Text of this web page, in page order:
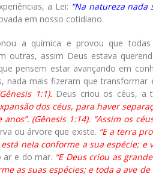
a Lei: “Na natureza
em nosso cotidiano.
a química e provou que
outras, assim Deus estava
pensem estar avançando em
nada mais fizeram que
1:1). Deus criou os céus, a
dos céus, para haver
(Gênesis 1:14). “Assim os
ou árvore que existe. “E a terra
nela conforme a sua espécie; e
ar e do mar. “E Deus criou as
as suas espécies; e toda a ave